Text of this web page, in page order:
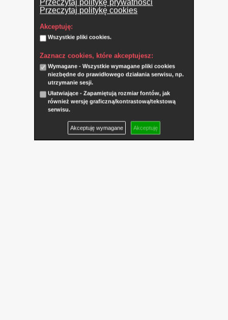
Przeczytaj politykę prywatności
Przeczytaj politykę cookies
Akceptuję:
Wszystkie pliki cookies.
Zaznacz cookies, które akceptujesz:
Wymagane - Wszystkie wymagane pliki cookies
niezbędne do prawidłowego działania serwisu, np.
utrzymanie sesji.
Ułatwiające - Zapamiętują rozmiar fontów, jak
również wersję graficzną/kontrastową/tekstową
serwisu.
Akceptuję wymagane Akceptuję